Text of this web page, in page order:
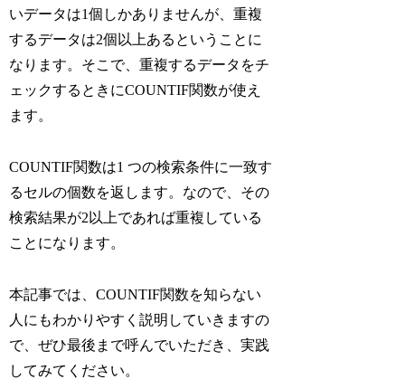
いデータは1個しかありませんが、重複
するデータは2個以上あるということに
なります。そこで、重複するデータをチ
ェックするときにCOUNTIF関数が使え
ます。
COUNTIF関数は1 つの検索条件に一致す
るセルの個数を返します。なので、その
検索結果が2以上であれば重複している
ことになります。
本記事では、COUNTIF関数を知らない
人にもわかりやすく説明していきますの
で、ぜひ最後まで呼んでいただき、実践
してみてください。